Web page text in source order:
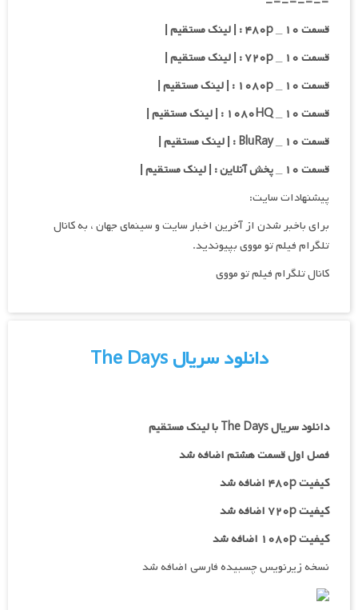
قسمت ۱۰ _ ۴۸۰p : | لینک مستقیم |
قسمت ۱۰ _ ۷۲۰p : | لینک مستقیم |
قسمت ۱۰ _ ۱۰۸۰p : | لینک مستقیم |
قسمت ۱۰ _ ۱۰۸۰HQ : | لینک مستقیم |
قسمت ۱۰ _ BluRay : | لینک مستقیم |
قسمت ۱۰ _ پخش آنلاین : | لینک مستقیم |
پیشنهادات سایت:
برای باخبر شدن از آخرین اخبار سایت و سینمای جهان ، به کانال
تلگرام فیلم تو مووی بپیوندید.
کانال تلگرام فیلم تو مووی
دانلود سریال The Days
دانلود سریال The Days با لینک مستقیم
فصل اول قسمت هشتم اضافه شد
کیفیت ۴۸۰p اضافه شد
کیفیت ۷۲۰p
اضافه شد
کیفیت ۱۰۸۰p اضافه شد
نسخه زیرنویس چسبیده فارسی اضافه شد